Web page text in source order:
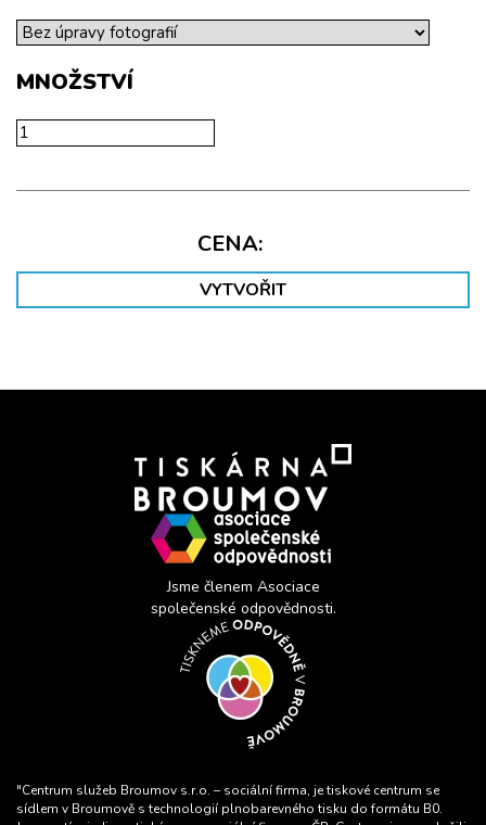
MNOŽSTVÍ
CENA
VYTVOŘIT
Jsme členem Asociace
společenské odpovědnosti.
"Centrum služeb Broumov s.r.o. – sociální firma, je tiskové centrum se
sídlem v Broumově s technologií plnobarevného tisku do formátu B0.